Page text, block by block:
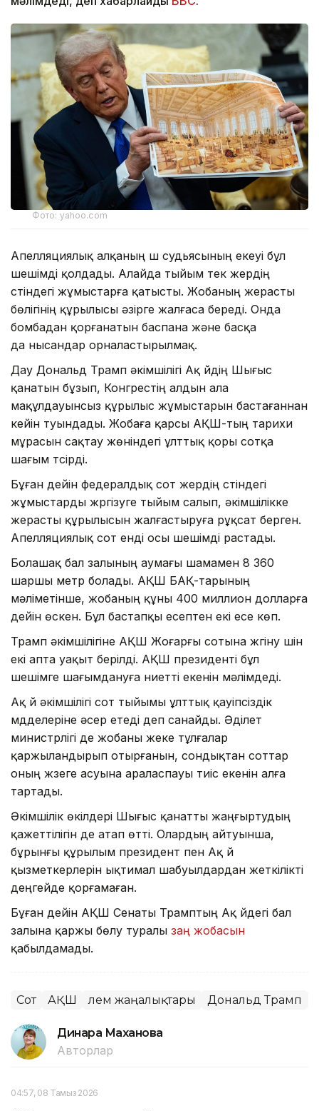
Фото: yahoo.com
Апелляциялық алқаның үш судьясының екеуі бұл
шешімді қолдады. Алайда тыйым тек жердің
үстіндегі жұмыстарға қатысты. Жобаның жерасты
бөлігінің құрылысы әзірге жалғаса береді. Онда
бомбадан қорғанатын баспана және басқа
да нысандар орналастырылмақ.
Дау Дональд Трамп әкімшілігі Ақ үйдің Шығыс
қанатын бұзып, Конгрестің алдын ала
мақұлдауынсыз құрылыс жұмыстарын бастағаннан
кейін туындады. Жобаға қарсы АҚШ-тың тарихи
мұрасын сақтау жөніндегі ұлттық қоры сотқа
шағым түсірді.
Бұған дейін федералдық сот жердің үстіндегі
жұмыстарды жүргізуге тыйым салып, әкімшілікке
жерасты құрылысын жалғастыруға рұқсат берген.
Апелляциялық сот енді осы шешімді растады.
Болашақ бал залының аумағы шамамен 8 360
шаршы метр болады. АҚШ БАҚ-тарының
мәліметінше, жобаның құны 400 миллион долларға
дейін өскен. Бұл бастапқы есептен екі есе көп.
Трамп әкімшілігіне АҚШ Жоғарғы сотына жүгіну үшін
екі апта уақыт берілді. АҚШ президенті бұл
шешімге шағымдануға ниетті екенін мәлімдеді.
Ақ үй әкімшілігі сот тыйымы ұлттық қауіпсіздік
мүдделеріне әсер етеді деп санайды. Әділет
министрлігі де жобаны жеке тұлғалар
қаржыландырып отырғанын, сондықтан соттар
оның жүзеге асуына араласпауы тиіс екенін алға
тартады.
Әкімшілік өкілдері Шығыс қанатты жаңғыртудың
қажеттілігін де атап өтті. Олардың айтуынша,
бұрынғы құрылым президент пен Ақ үй
қызметкерлерін ықтимал шабуылдардан жеткілікті
деңгейде қорғамаған.
Бұған дейін АҚШ Сенаты Трамптың Ақ үйдегі бал
залына қаржы бөлу туралы заң жобасын
қабылдамады.
Сот АҚШ Әлем жаңалықтары Дональд Трамп
Динара Маханова
Авторлар
04:57, 08 Тамыз 2026